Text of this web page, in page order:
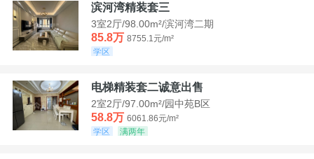
滨河湾精装套三
3室2厅/98.00m²/滨河湾二期
85.8万 8755.1元/m²
学区
电梯精装套二诚意出售
2室2厅/97.00m²/园中苑B区
58.8万 6061.86元/m²
学区
满两年